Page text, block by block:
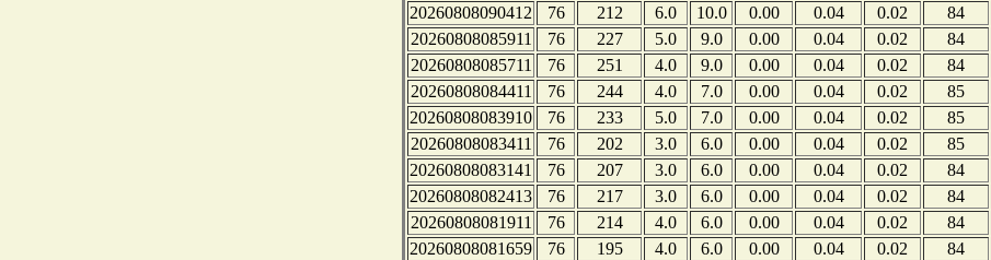
20260808090412
76 212 6.0 10.0 0.00 0.04 0.02 84
20260808085911
76 227 5.0 9.0 0.00 0.04 0.02 84
20260808085711
76 251 4.0 9.0 0.00 0.04 0.02 84
20260808084411
76 244 4.0 7.0 0.00 0.04 0.02 85
20260808083910
76 233 5.0 7.0 0.00 0.04 0.02 85
20260808083411
76 202 3.0 6.0 0.00 0.04 0.02 85
20260808083141
76 207 3.0 6.0 0.00 0.04 0.02 84
20260808082413
76 217 3.0 6.0 0.00 0.04 0.02 84
20260808081911
76 214 4.0 6.0 0.00 0.04 0.02 84
20260808081659
76 195 4.0 6.0 0.00 0.04 0.02 84